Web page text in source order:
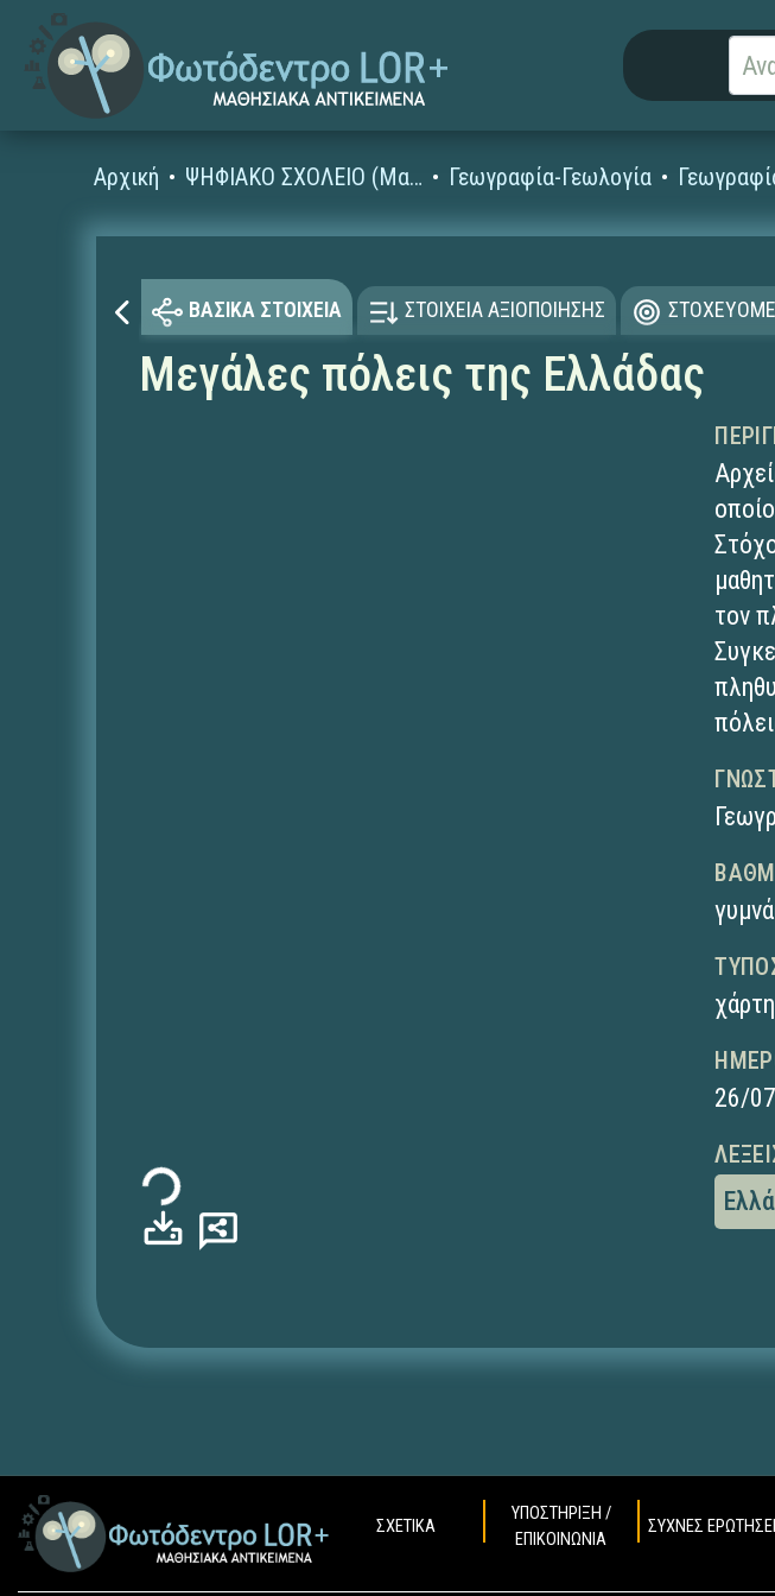
Αρχική ΨΗΦΙΑΚΟ ΣΧΟΛΕΙΟ (Μαθησιακά Αντικείμενα) Γεωγραφία-Γεωλογία
ΒΑΣΙΚΑ ΣΤΟΙΧΕΙΑ ΣΤΟΙΧΕΙΑ ΑΞΙΟΠΟΙΗΣΗΣ
Μεγάλες πόλεις της Ελλάδας
Φόρτωση...
τον
26/
ΣΧΕΤΙΚΑ
ΥΠΟΣΤΗΡΙΞΗ /
ΕΠΙΚΟΙΝΩΝΙΑ
ΣΥΧΝΕΣ